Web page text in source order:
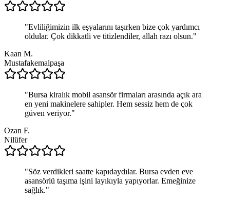
"Evliliğimizin ilk eşyalarını taşırken bize çok yardımcı
oldular. Çok dikkatli ve titizlendiler, allah razı olsun."
Kaan M.
Mustafakemalpaşa
"Bursa kiralık mobil asansör firmaları arasında açık ara
en yeni makinelere sahipler. Hem sessiz hem de çok
güven veriyor."
Ozan F.
Nilüfer
"Söz verdikleri saatte kapıdaydılar. Bursa evden eve
asansörlü taşıma işini layıkıyla yapıyorlar. Emeğinize
sağlık."